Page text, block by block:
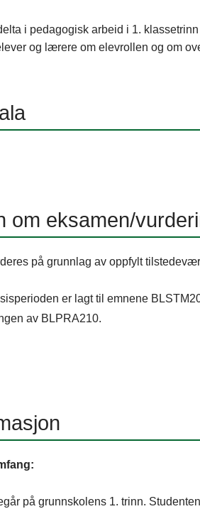
i pedagogisk arbeid i 1.
og lærere om elevrollen og om
om eksamen/
på grunnlag av oppfylt
er lagt til emnene
av BLPRA210.
på grunnskolens 1. trinn.